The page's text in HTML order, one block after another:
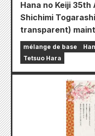
Hana no Keiji
Shichimi
transparent)
mélange de base
Tetsuo Hara